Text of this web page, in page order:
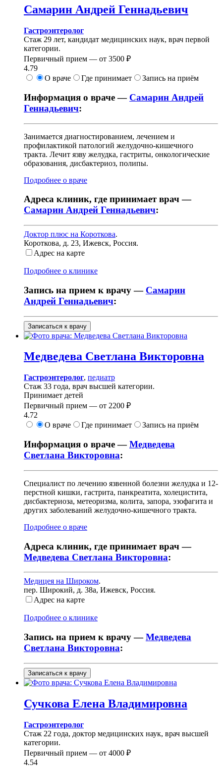
Самарин Андрей Геннадьевич
Гастроэнтеролог
Стаж 29 лет, кандидат медицинских наук, врач первой
категории.
Первичный прием — от 3500 ₽
4.79
О враче
Где принимает Запись на приём
Информация о враче — Самарин Андрей
Геннадьевич:
Занимается диагностированием, лечением и
профилактикой патологий желудочно-кишечного
тракта. Лечит язву желудка, гастриты, онкологические
образования, дисбактериоз, полипы.
Подробнее о враче
Адреса клиник, где принимает врач —
Самарин Андрей Геннадьевич:
Доктор плюс на Короткова.
Короткова, д. 23, Ижевск, Россия.
Адрес на карте
Подробнее о клинике
Запись на прием к врачу — Самарин
Андрей Геннадьевич:
Записаться к врачу
Медведева Светлана Викторовна
Гастроэнтеролог, педиатр
Стаж 33 года, врач высшей категории.
Принимает детей
Первичный прием — от 2200 ₽
4.72
О враче
Где принимает Запись на приём
Информация о враче —Медведева
Светлана Викторовна:
Специалист по лечению язвенной болезни желудка и 12-
перстной кишки, гастрита, панкреатита, холецистита,
дисбактериоза, метеоризма, колита, запора, эзофагита и
других заболеваний желудочно-кишечного тракта.
Подробнее о враче
Адреса клиник, где принимает врач —
Медведева Светлана Викторовна:
Медицея на Широком.
пер. Широкий, д. 38а, Ижевск, Россия.
Адрес на карте
Подробнее о клинике
Запись на прием к врачу —Медведева
Светлана Викторовна:
Записаться к врачу
Сучкова Елена Владимировна
Гастроэнтеролог
Стаж 22 года, доктор медицинских наук, врач высшей
категории.
Первичный прием — от 4000 ₽
4.54